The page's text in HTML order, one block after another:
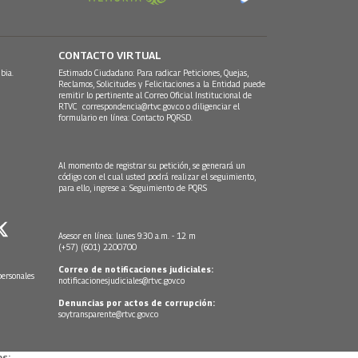
CONTACTO VIRTUAL
Estimado Ciudadano: Para radicar Peticiones, Quejas,
Reclamos, Solicitudes y Felicitaciones a la Entidad puede
remitir lo pertinente al Correo Oficial Institucional de
RTVC correspondencia@rtvc.gov.co o diligenciar el
formulario en línea: Contacto PQRSD.
Al momento de registrar su petición, se generará un
código con el cual usted podrá realizar el seguimiento,
para ello, ingrese a: Seguimiento de PQRS
Asesor en línea: lunes 9:30 a.m. - 12 m
(+57) (601) 2200700
Correo de notificaciones judiciales:
notificacionesjudiciales@rtvc.gov.co
Denuncias por actos de corrupción:
soytransparente@rtvc.gov.co